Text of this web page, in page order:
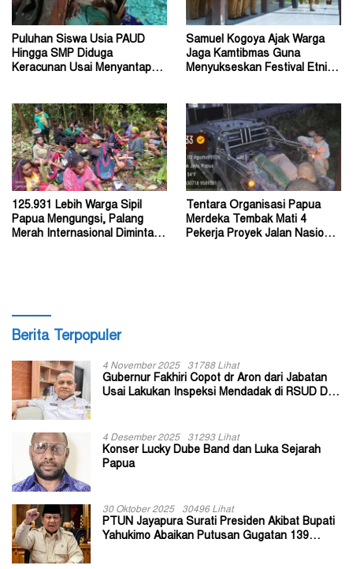
Puluhan Siswa Usia PAUD
Hingga SMP Diduga
Keracunan Usai Menyantap
Samuel Kogoya Ajak Warga
Jaga Kamtibmas Guna
Menyukseskan Festival Etnik
125.931 Lebih Warga Sipil
Papua Mengungsi, Palang
Merah Internasional Diminta
Tentara Organisasi Papua
Merdeka Tembak Mati 4
Pekerja Proyek Jalan Nasional
Berita Terpopuler
4 November 2025 31788 Lihat
Gubernur Fakhiri Copot dr Aron dari Jabatan
Usai Lakukan Inspeksi Mendadak di RSUD Dok
4 Desember 2025 31293 Lihat
Konser Lucky Dube Band dan Luka Sejarah
Papua
30 Oktober 2025 30496 Lihat
PTUN Jayapura Surati Presiden Akibat Bupati
Yahukimo Abaikan Putusan Gugatan 139